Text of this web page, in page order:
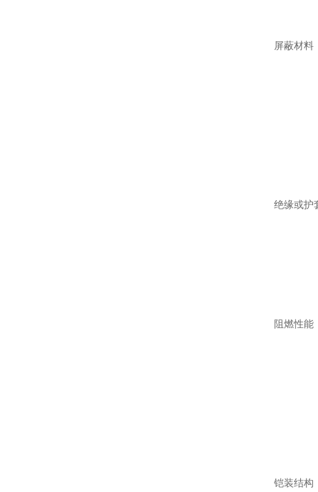
屏蔽材料
绝缘或护
阻燃性能
铠装结构